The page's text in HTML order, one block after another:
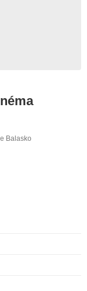
Balasko